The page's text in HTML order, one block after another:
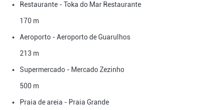
Restaurante - Toka do Mar Restaurante
170 m
Aeroporto - Aeroporto de Guarulhos
213 m
Supermercado - Mercado Zezinho
500 m
Praia de areia - Praia Grande